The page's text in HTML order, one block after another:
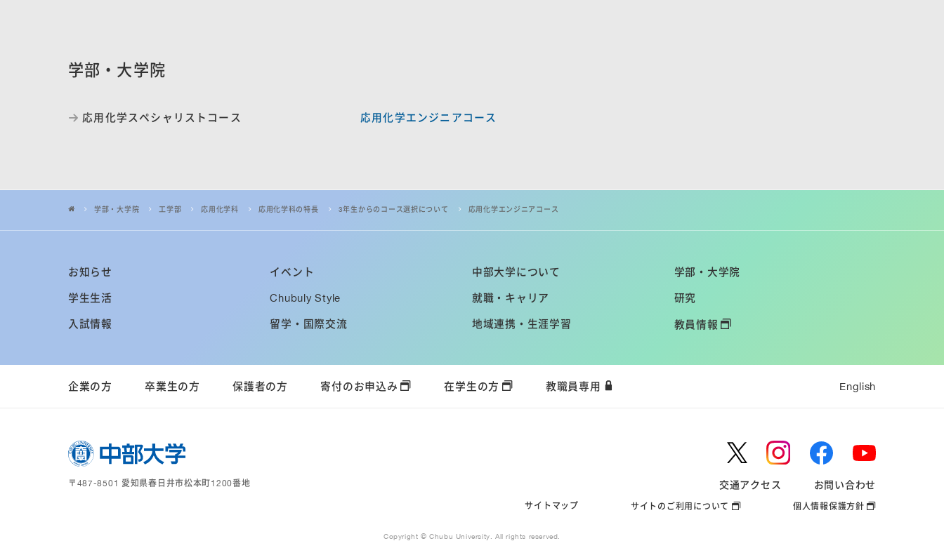
学部・大学院
応用化学スペシャリストコース 応用化学エンジニアコース
学部・大学院 工学部 応用化学科 応用化学科の特長 3年生からのコース選択について 応用化学エンジニアコース
お知らせ イベント 中部大学について 学部・大学院
学生生活 Chubuly Style 就職・キャリア 研究
入試情報 留学・国際交流 地域連携・生涯学習 教員情報
企業の方 卒業生の方 保護者の方 寄付のお申込み 在学生の方 教職員専用 English
〒487-8501 愛知県春日井市松本町1200番地 交通アクセス お問い合わせ
サイトマップ サイトのご利用について 個人情報保護方針
Copyright © Chubu University. All rights reserved.